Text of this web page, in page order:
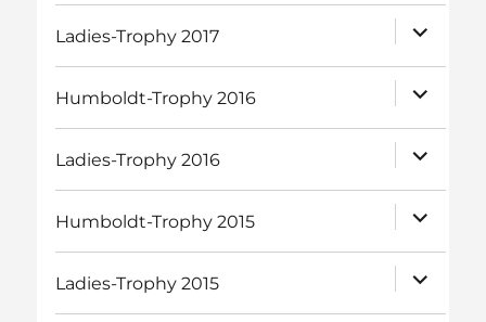
Ladies-Trophy 2017
öffnen
Humboldt-Trophy 2016
öffnen
Ladies-Trophy 2016
öffnen
Humboldt-Trophy 2015
öffnen
Ladies-Trophy 2015
öffnen